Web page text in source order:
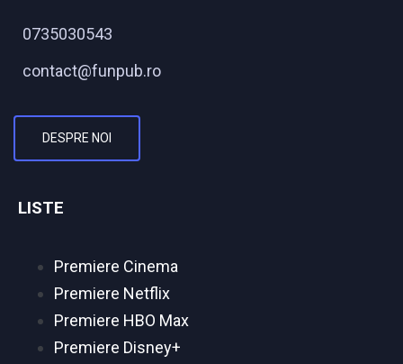
0735030543
contact@funpub.ro
DESPRE NOI
LISTE
Premiere Cinema
Premiere Netflix
Premiere HBO Max
Premiere Disney+